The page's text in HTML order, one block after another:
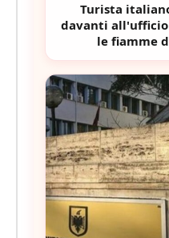
Turista
davanti all'ufficio
le fiamme